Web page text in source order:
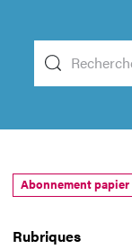
Rubriques
Abonnement papier